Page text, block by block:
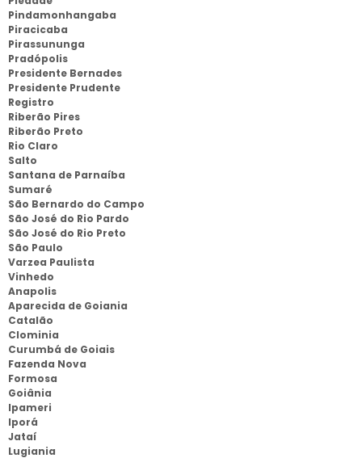
Pindamonhangaba
Piracicaba
Pirassununga
Pradópolis
Presidente Bernades
Presidente Prudente
Registro
Riberão Pires
Riberão Preto
Rio Claro
Salto
Santana de Parnaíba
Sumaré
São Bernardo do Campo
São José do Rio Pardo
São José do Rio Preto
São Paulo
Varzea Paulista
Vinhedo
Anapolis
Aparecida de Goiania
Catalão
Clominia
Curumbá de Goiais
Fazenda Nova
Formosa
Goiânia
Ipameri
Iporá
Jataí
Lugiania